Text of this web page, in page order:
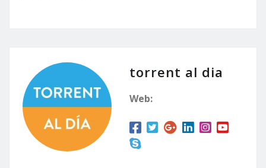
guardado: el veredicto
del jurado Torrent vuelve
a comenzar…
torrent al dia
Web: